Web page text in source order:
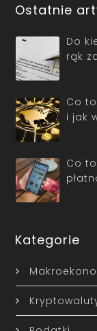
Ostatnie
Do
rąk
Co
i jak
Co
Kategorie